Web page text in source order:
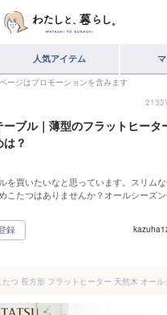
人気アイテム
ージはプロモーションを含みます
2133
ーブル｜薄型のフラットヒータ
？
を買いたいなと思っています。スリム
こたつはありませんか？オールシーズ